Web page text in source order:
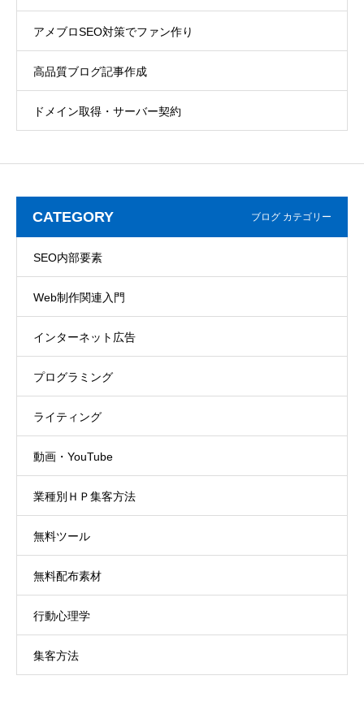
アメブロSEO対策でファン作り
高品質ブログ記事作成
ドメイン取得・サーバー契約
CATEGORY ブログ カテゴリー
SEO内部要素
Web制作関連入門
インターネット広告
プログラミング
ライティング
動画・YouTube
業種別ＨＰ集客方法
無料ツール
無料配布素材
行動心理学
集客方法